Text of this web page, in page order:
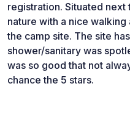
registration. Situated
nature with a nice
the camp site. The site
shower/sanitary was
was so good that not
chance the 5 stars.